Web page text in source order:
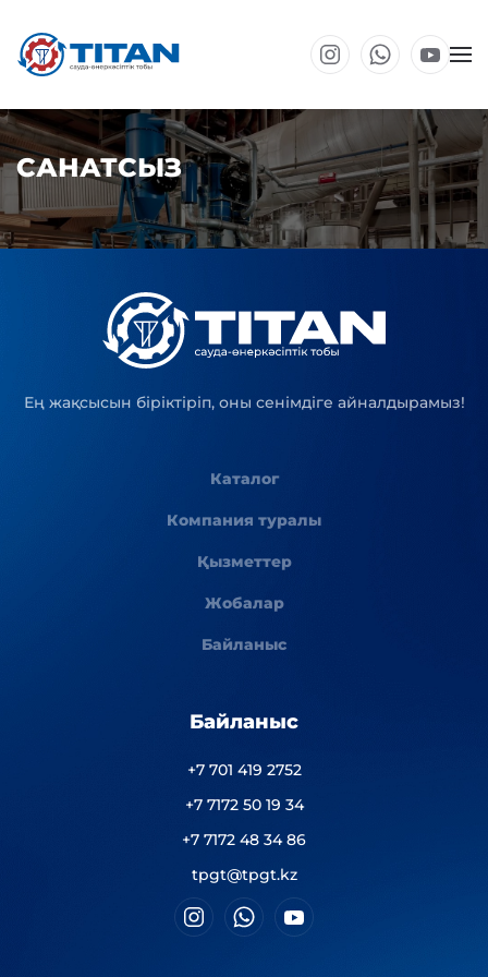
Негізгі мазмұнға өту
САНАТСЫЗ
Ең жақсысын біріктіріп, оны сенімдіге айналдырамыз!
Каталог
Компания туралы
Қызметтер
Жобалар
Байланыс
Байланыс
+7 701 419 2752
+7 7172 50 19 34
+7 7172 48 34 86
tpgt@tpgt.kz